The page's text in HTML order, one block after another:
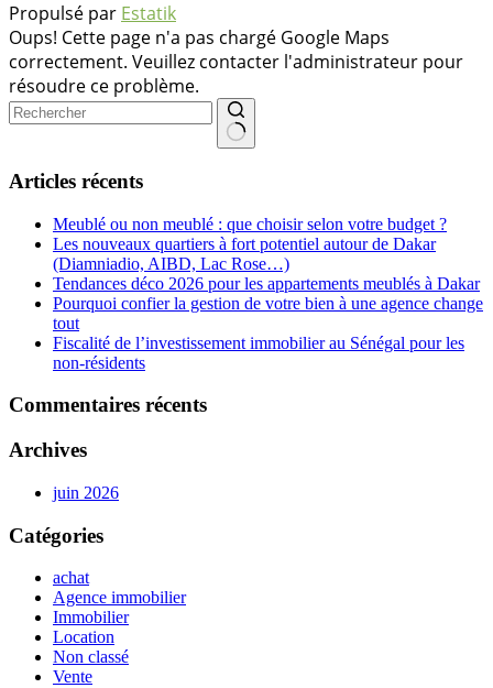
Propulsé par Estatik
Oups! Cette page n'a pas chargé Google Maps
correctement. Veuillez contacter l'administrateur pour
résoudre ce problème.
résultat
Articles récents
Meublé ou non meublé : que choisir selon votre budget ?
Les nouveaux quartiers à fort potentiel autour de Dakar
(Diamniadio, AIBD, Lac Rose…)
Tendances déco 2026 pour les appartements meublés à Dakar
Pourquoi confier la gestion de votre bien à une agence change
tout
Fiscalité de l’investissement immobilier au Sénégal pour les
non-résidents
Commentaires récents
Archives
juin 2026
Catégories
achat
Agence immobilier
Immobilier
Location
Non classé
Vente